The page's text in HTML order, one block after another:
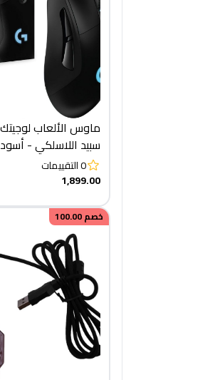
سبيد اللاسلكي - أسود
0التقييمات
1,899.00
خصم100.00